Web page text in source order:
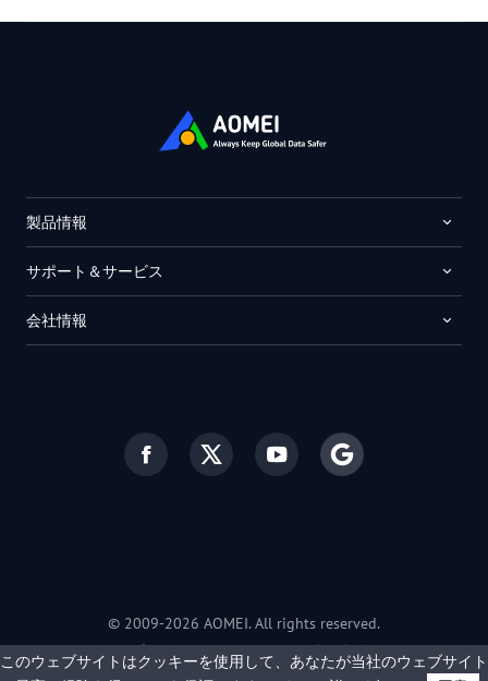
製品情報
サポート＆サービス
会社情報
© 2009-2026 AOMEI. All rights reserved.
プライバシーポリシー
| 利用規約
このウェブサイトはクッキーを使用して、あなたが当社のウェブサイト